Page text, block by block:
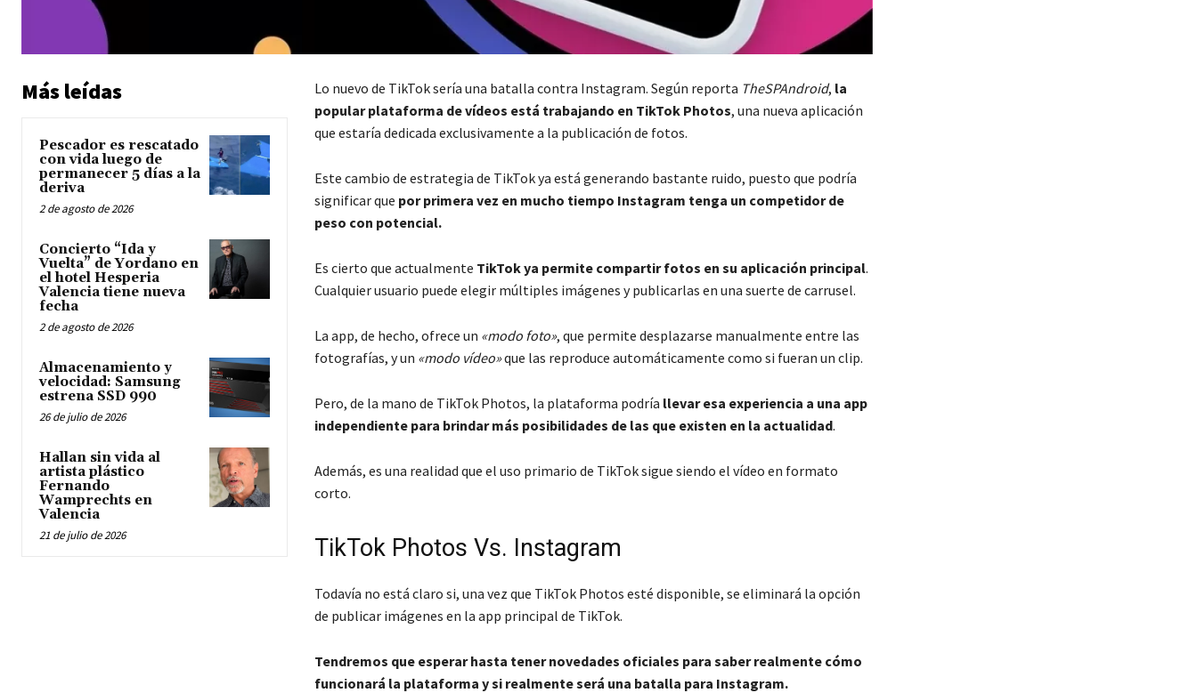
Más leídas
Pescador es rescatado
con vida luego de
permanecer 5 días a la
deriva
2 de agosto de 2026
Concierto “Ida y
Vuelta” de Yordano en
el hotel Hesperia
Valencia tiene nueva
fecha
2 de agosto de 2026
Almacenamiento y
velocidad: Samsung
estrena SSD 990
26 de julio de 2026
Hallan sin vida al
artista plástico
Fernando
Wamprechts en
Valencia
21 de julio de 2026
Lo nuevo de TikTok sería una batalla contra Instagram. Según reporta TheSPAndroid, la
popular plataforma de vídeos está trabajando en TikTok Photos, una nueva aplicación
que estaría dedicada exclusivamente a la publicación de fotos.
Este cambio de estrategia de TikTok ya está generando bastante ruido, puesto que podría
significar que por primera vez en mucho tiempo Instagram tenga un competidor de
peso con potencial.
Es cierto que actualmente TikTok ya permite compartir fotos en su aplicación principal.
Cualquier usuario puede elegir múltiples imágenes y publicarlas en una suerte de carrusel.
La app, de hecho, ofrece un «modo foto», que permite desplazarse manualmente entre las
fotografías, y un «modo vídeo»que las reproduce automáticamente como si fueran un clip.
Pero, de la mano de TikTok Photos, la plataforma podría llevar esa experiencia a una app
independiente para brindar más posibilidades de las que existen en la actualidad.
Además, es una realidad que el uso primario de TikTok sigue siendo el vídeo en formato
corto.
TikTok Photos Vs. Instagram
Todavía no está claro si, una vez que TikTok Photos esté disponible, se eliminará la opción
de publicar imágenes en la app principal de TikTok.
Tendremos que esperar hasta tener novedades oficiales para saber realmente cómo
funcionará la plataforma y si realmente será una batalla para Instagram.